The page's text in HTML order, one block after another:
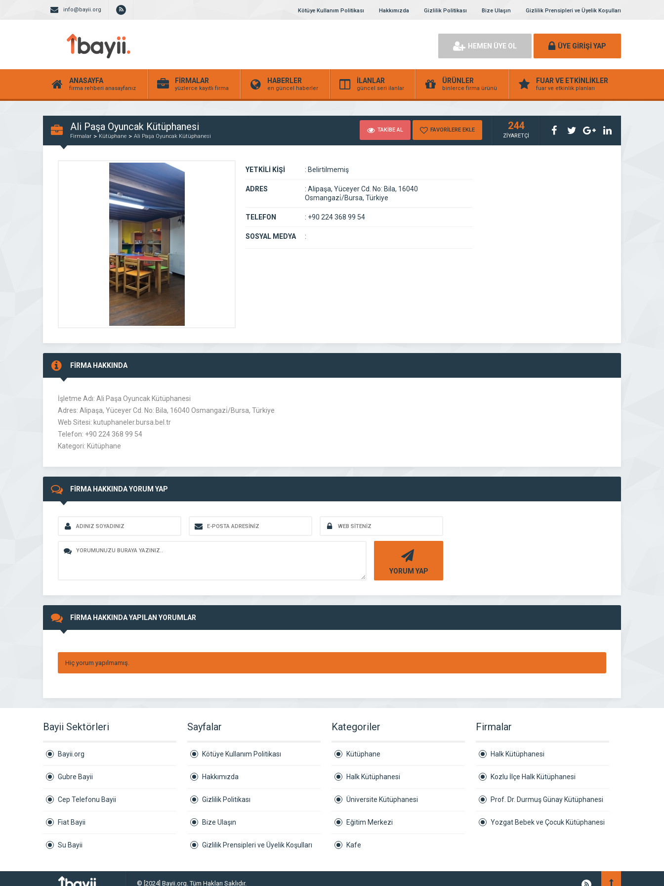
info@bayii.org Kötüye Kullanım Politikası Hakkımızda Gizlilik Politikası Bize Ulaşın Gizlilik Prensipleri ve Üyelik Koşulları
HEMEN ÜYE OL ÜYE GİRİŞİ YAP
ANASAYFA
firma rehberi anasayfanız
FİRMALAR
yüzlerce kayıtlı firma
HABERLER
en güncel haberler
İLANLAR
güncel seri ilanlar
ÜRÜNLER
binlerce firma ürünü
FUAR VE ETKİNLİKLER
fuar ve etkinlik planları
Ali Paşa Oyuncak Kütüphanesi
Firmalar Kütüphane Ali Paşa Oyuncak Kütüphanesi
TAKİBE AL FAVORİLERE EKLE 244
ZİYARETÇİ
YETKİLİ KİŞİ : Belirtilmemiş
ADRES : Alipaşa, Yüceyer Cd. No: Bila, 16040
Osmangazi̇/Bursa, Türkiye
TELEFON : +90 224 368 99 54
SOSYAL MEDYA :
FİRMA HAKKINDA
İşletme Adı: Ali Paşa Oyuncak Kütüphanesi
Adres: Alipaşa, Yüceyer Cd. No: Bila, 16040 Osmangazi̇/Bursa, Türkiye
Web Sitesi: kutuphaneler.bursa.bel.tr
Telefon: +90 224 368 99 54
Kategori: Kütüphane
FİRMA HAKKINDA YORUM YAP
YORUM YAP
FİRMA HAKKINDA YAPILAN YORUMLAR
Hiç yorum yapılmamış.
Bayii Sektörleri
Bayii.org
Gubre Bayii
Cep Telefonu Bayii
Fiat Bayii
Su Bayii
Sayfalar
Kötüye Kullanım Politikası
Hakkımızda
Gizlilik Politikası
Bize Ulaşın
Gizlilik Prensipleri ve Üyelik Koşulları
Kategoriler
Kütüphane
Halk Kütüphanesi
Üniversite Kütüphanesi
Eğitim Merkezi
Kafe
Firmalar
Halk Kütüphanesi
Kozlu İlçe Halk Kütüphanesi
Prof. Dr. Durmuş Günay Kütüphanesi
Yozgat Bebek ve Çocuk Kütüphanesi
© [2024] Bayii.org. Tüm Hakları Saklıdır.